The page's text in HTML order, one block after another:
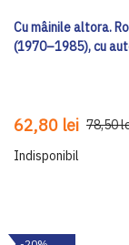
Cu mâinile altora.
(1970–1985), cu
62,80 lei 78,50
Indisponibil